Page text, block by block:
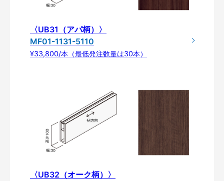
〈UB31（アパ柄）〉
MF01-1131-5110
¥33,800/本（最低発注数量は30本）
〈UB32（オーク柄）〉